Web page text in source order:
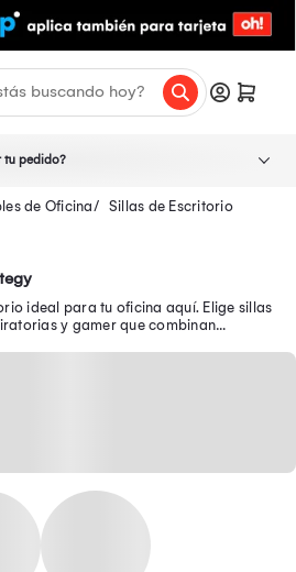
tu pedido?
de Oficina
Sillas de Escritorio
ideal para tu oficina aquí. Elige sillas
y gamer que combinan